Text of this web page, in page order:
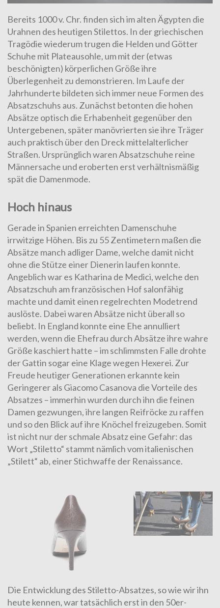
Bereits 1000 v. Chr. finden sich im alten Ägypten die
Urahnen des heutigen Stilettos. In der griechischen
Tragödie wiederum trugen die Helden und Götter
Schuhe mit Plateausohle, um mit der (etwas
beschönigten) körperlichen Größe ihre
Überlegenheit zu demonstrieren. Im Laufe der
Jahrhunderte bildeten sich immer neue Formen des
Absatzschuhs aus. Zunächst betonten die hohen
Absätze optisch die Erhabenheit gegenüber den
Untergebenen, später manövrierten sie ihre Träger
auch praktisch über den Dreck mittelalterlicher
Straßen. Ursprünglich waren Absatzschuhe reine
Männersache und eroberten erst verhältnismäßig
spät die Damenmode.
Hoch hinaus
Gerade in Spanien erreichten Damenschuhe
irrwitzige Höhen. Bis zu 55 Zentimetern maßen die
Absätze manch adliger Dame, welche damit nicht
ohne die Stütze einer Dienerin laufen konnte.
Angeblich war es Katharina de Medici, welche den
Absatzschuh am französischen Hof salonfähig
machte und damit einen regelrechten Modetrend
auslöste. Dabei waren Absätze nicht überall so
beliebt. In England konnte eine Ehe annulliert
werden, wenn die Ehefrau durch Absätze ihre wahre
Größe kaschiert hatte – im schlimmsten Falle drohte
der Gattin sogar eine Klage wegen Hexerei. Zur
Freude heutiger Generationen erkannte kein
Geringerer als Giacomo Casanova die Vorteile des
Absatzes – immerhin wurden durch ihn die feinen
Damen gezwungen, ihre langen Reifröcke zu raffen
und so den Blick auf ihre Knöchel freizugeben. Somit
ist nicht nur der schmale Absatz eine Gefahr: das
Wort „Stiletto“ stammt nämlich vom italienischen
„Stilett“ ab, einer Stichwaffe der Renaissance.
Die Entwicklung des Stiletto-Absatzes, so wie wir ihn
heute kennen, war tatsächlich erst in den 50er-